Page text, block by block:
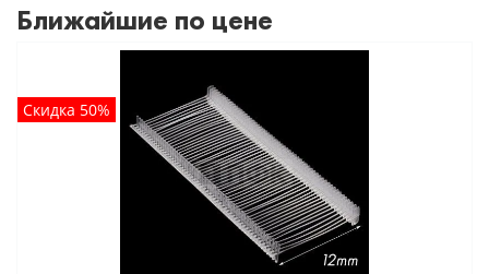
Ближайшие по цене
Скидка 50%